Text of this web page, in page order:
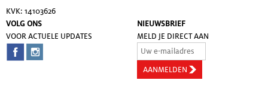
KVK: 14103626
VOLG ONS
VOOR ACTUELE UPDATES
NIEUWSBRIEF
MELD JE DIRECT AAN